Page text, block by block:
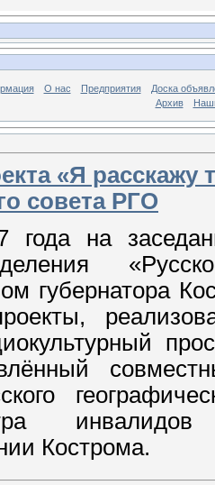
О нас Предприятия
Доска
Архив
«Я расскажу
совета РГО
на
губернатора
Кострома.